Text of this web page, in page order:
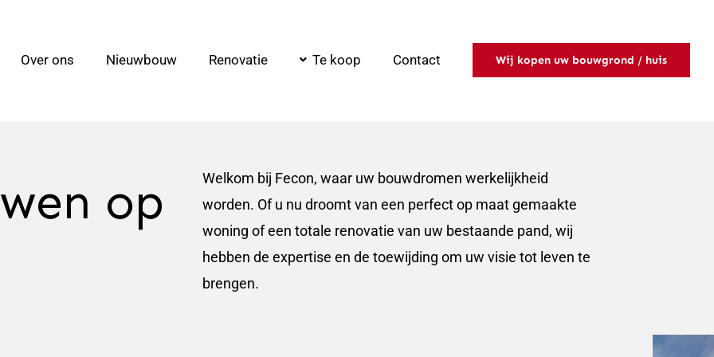
Over ons Nieuwbouw Renovatie Te koop Contact Wij kopen uw bouwgrond / huis
op
Welkom bij Fecon, waar uw bouwdromen werkelijkheid
worden. Of u nu droomt van een perfect op maat gemaakte
woning of een totale renovatie van uw bestaande pand, wij
hebben de expertise en de toewijding om uw visie tot leven te
brengen.